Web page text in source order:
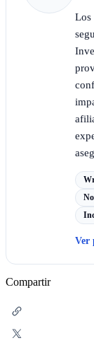
Los
Ver
Compartir